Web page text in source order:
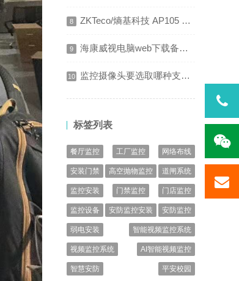
8 ZKTeco/熵基科技 AP105 门禁电源 门禁接线图
9 海康威视电脑web下载备份录像视频
10 监控摄像头要选取哪种支架？安装方法有哪些
标签列表
餐厅监控 工厂监控 网络布线
安装门禁 高空抛物监控 道闸系统
监控安装 门禁监控 门店监控
监控设备 安防监控安装 安防监控
弱电安装 智能视频监控系统
视频监控系统 AI智能视频监控
智慧安防 平安校园